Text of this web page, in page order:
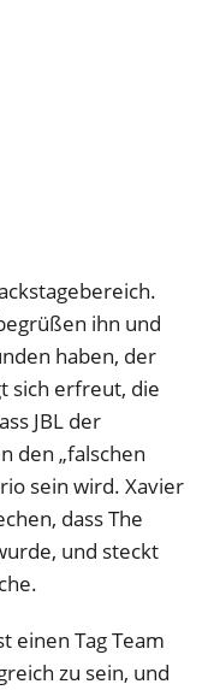
ihn und
haben, der
sich erfreut, die
JBL der
den „falschen
sein wird. Xavier
dass The
und steckt
einen Tag Team
zu sein, und